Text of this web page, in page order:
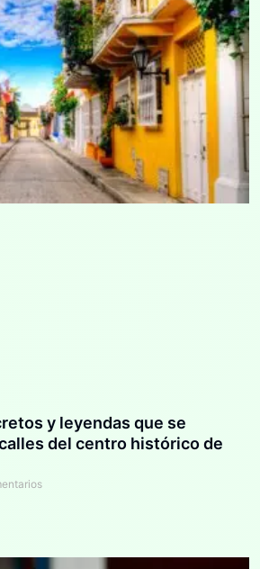
y leyendas que se
del centro histórico de